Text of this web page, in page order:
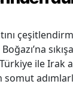
ile Irak
somut